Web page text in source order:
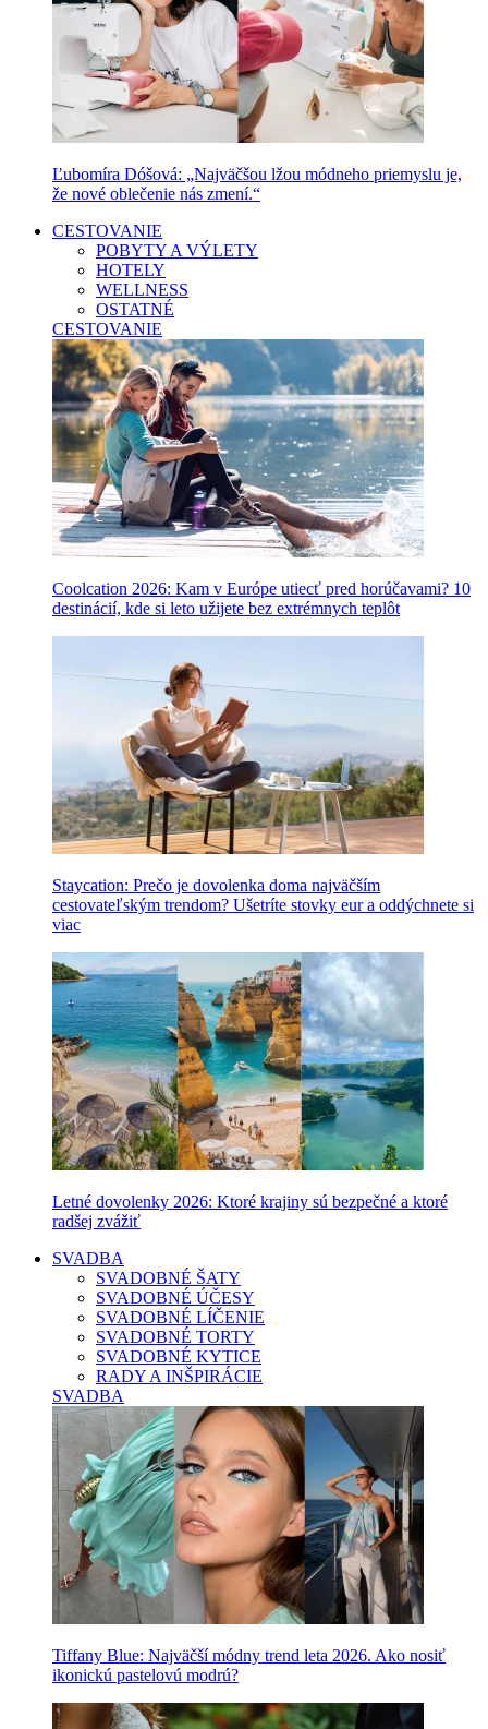
Ľubomíra Dóšová: „Najväčšou lžou módneho priemyslu je,
že nové oblečenie nás zmení.“
CESTOVANIE
POBYTY A VÝLETY
HOTELY
WELLNESS
OSTATNÉ
CESTOVANIE
Coolcation 2026: Kam v Európe utiecť pred horúčavami? 10
destinácií, kde si leto užijete bez extrémnych teplôt
Staycation: Prečo je dovolenka doma najväčším
cestovateľským trendom? Ušetríte stovky eur a oddýchnete si
viac
Letné dovolenky 2026: Ktoré krajiny sú bezpečné a ktoré
radšej zvážiť
SVADBA
SVADOBNÉ ŠATY
SVADOBNÉ ÚČESY
SVADOBNÉ LÍČENIE
SVADOBNÉ TORTY
SVADOBNÉ KYTICE
RADY A INŠPIRÁCIE
SVADBA
Tiffany Blue: Najväčší módny trend leta 2026. Ako nosiť
ikonickú pastelovú modrú?